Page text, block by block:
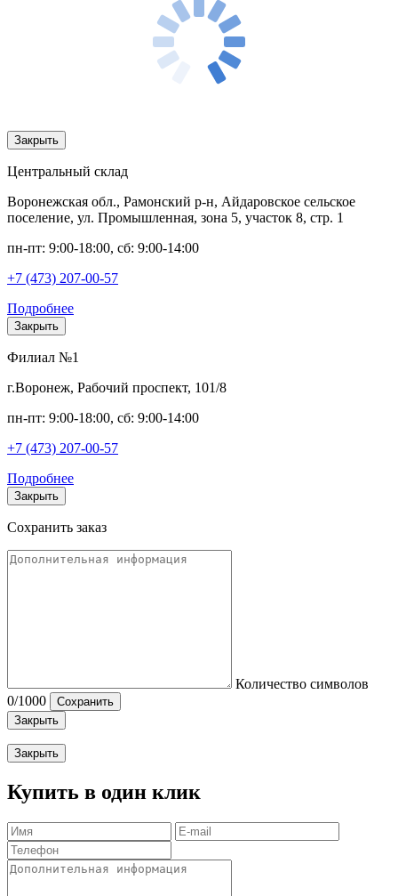
Закрыть
Центральный склад
Воронежская обл., Рамонский р-н, Айдаровское сельское
поселение, ул. Промышленная, зона 5, участок 8, стр. 1
пн-пт: 9:00-18:00, сб: 9:00-14:00
+7 (473) 207-00-57
Подробнее
Закрыть
Филиал №1
г.Воронеж, Рабочий проспект, 101/8
пн-пт: 9:00-18:00, сб: 9:00-14:00
+7 (473) 207-00-57
Подробнее
Закрыть
Сохранить заказ
Количество символов
0/1000
Сохранить
Закрыть
Закрыть
Купить в один клик